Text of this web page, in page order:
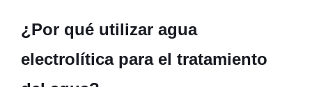
¿Por qué utilizar agua
electrolítica para el tratamiento